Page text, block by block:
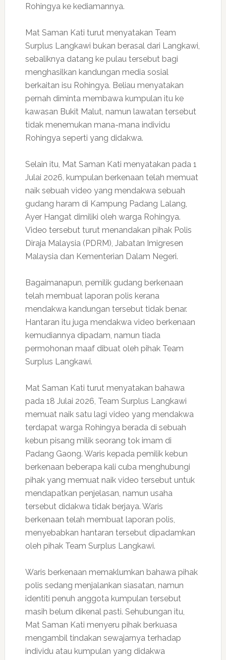
Rohingya ke kediamannya.
Mat Saman Kati turut menyatakan Team
Surplus Langkawi bukan berasal dari Langkawi,
sebaliknya datang ke pulau tersebut bagi
menghasilkan kandungan media sosial
berkaitan isu Rohingya. Beliau menyatakan
pernah diminta membawa kumpulan itu ke
kawasan Bukit Malut, namun lawatan tersebut
tidak menemukan mana-mana individu
Rohingya seperti yang didakwa.
Selain itu, Mat Saman Kati menyatakan pada 1
Julai 2026, kumpulan berkenaan telah memuat
naik sebuah video yang mendakwa sebuah
gudang haram di Kampung Padang Lalang,
Ayer Hangat dimiliki oleh warga Rohingya.
Video tersebut turut menandakan pihak Polis
Diraja Malaysia (PDRM), Jabatan Imigresen
Malaysia dan Kementerian Dalam Negeri.
Bagaimanapun, pemilik gudang berkenaan
telah membuat laporan polis kerana
mendakwa kandungan tersebut tidak benar.
Hantaran itu juga mendakwa video berkenaan
kemudiannya dipadam, namun tiada
permohonan maaf dibuat oleh pihak Team
Surplus Langkawi.
Mat Saman Kati turut menyatakan bahawa
pada 18 Julai 2026, Team Surplus Langkawi
memuat naik satu lagi video yang mendakwa
terdapat warga Rohingya berada di sebuah
kebun pisang milik seorang tok imam di
Padang Gaong. Waris kepada pemilik kebun
berkenaan beberapa kali cuba menghubungi
pihak yang memuat naik video tersebut untuk
mendapatkan penjelasan, namun usaha
tersebut didakwa tidak berjaya. Waris
berkenaan telah membuat laporan polis,
menyebabkan hantaran tersebut dipadamkan
oleh pihak Team Surplus Langkawi.
Waris berkenaan memaklumkan bahawa pihak
polis sedang menjalankan siasatan, namun
identiti penuh anggota kumpulan tersebut
masih belum dikenal pasti. Sehubungan itu,
Mat Saman Kati menyeru pihak berkuasa
mengambil tindakan sewajarnya terhadap
individu atau kumpulan yang didakwa